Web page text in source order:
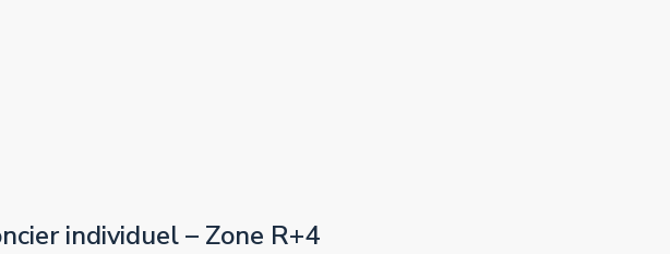
individuel – Zone R+4